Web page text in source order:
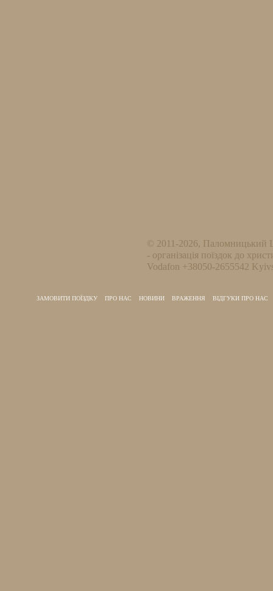
© 2011-2026, Паломницький
- організація поїздок до
Vodafon +38050-2655542
ЗАМОВИТИ ПОЇЗДКУ ПРО НАС НОВИНИ ВРАЖЕННЯ ВІДГУКИ ПРО НАС